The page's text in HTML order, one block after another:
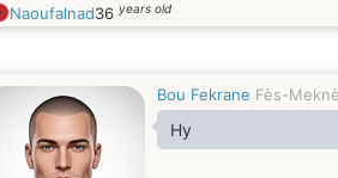
Naoufalnad36 years old
Bou Fekrane Fès-
Hy